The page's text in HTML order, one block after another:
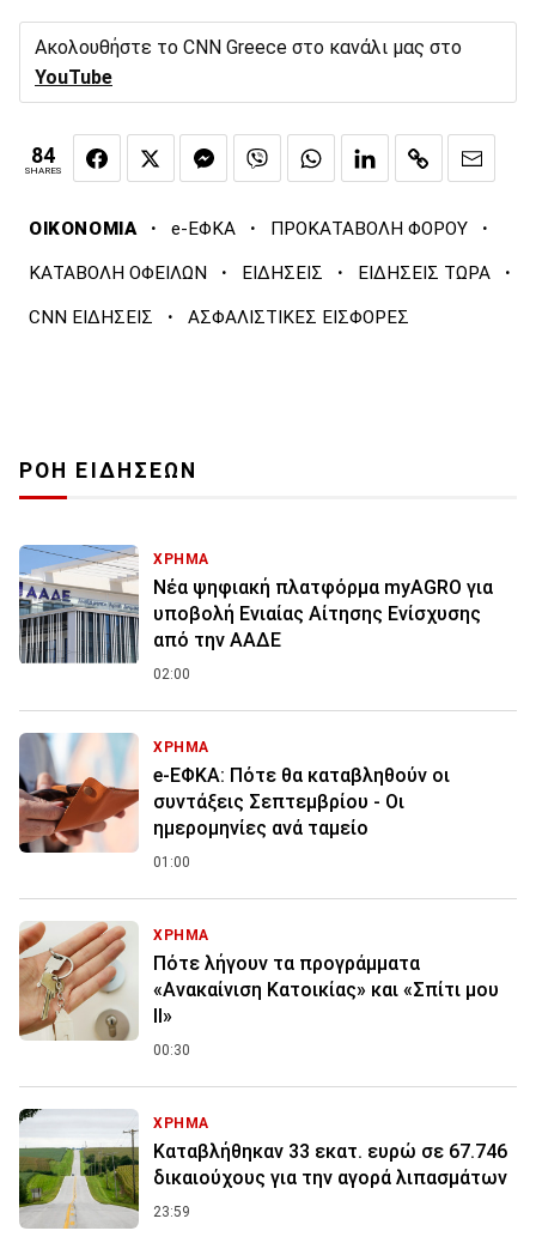
Ακολουθήστε το CNN Greece στο κανάλι μας στο
YouTube
84
SHARES
ΟΙΚΟΝΟΜΙΑ · e-ΕΦΚΑ · ΠΡΟΚΑΤΑΒΟΛΗ ΦΟΡΟΥ ·
ΚΑΤΑΒΟΛΗ ΟΦΕΙΛΩΝ · ΕΙΔΗΣΕΙΣ · ΕΙΔΗΣΕΙΣ ΤΩΡΑ ·
CNN ΕΙΔΗΣΕΙΣ · ΑΣΦΑΛΙΣΤΙΚΕΣ ΕΙΣΦΟΡΕΣ
ΡΟΗ ΕΙΔΗΣΕΩΝ
ΧΡΗΜΑ
Νέα ψηφιακή πλατφόρμα myAGRO για
υποβολή Ενιαίας Αίτησης Ενίσχυσης
από την ΑΑΔΕ
02:00
ΧΡΗΜΑ
e-ΕΦΚΑ: Πότε θα καταβληθούν οι
συντάξεις Σεπτεμβρίου - Οι
ημερομηνίες ανά ταμείο
01:00
ΧΡΗΜΑ
Πότε λήγουν τα προγράμματα
«Ανακαίνιση Κατοικίας» και «Σπίτι μου
ΙΙ»
00:30
ΧΡΗΜΑ
Καταβλήθηκαν 33 εκατ. ευρώ σε 67.746
δικαιούχους για την αγορά λιπασμάτων
23:59